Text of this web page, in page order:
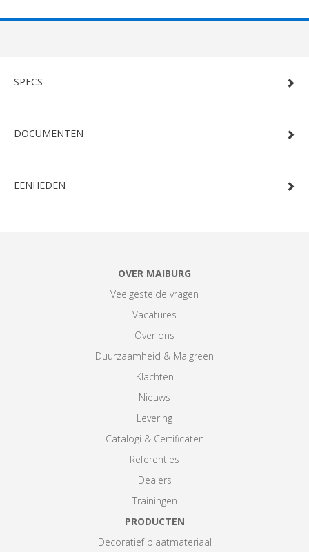
SPECS
DOCUMENTEN
EENHEDEN
OVER MAIBURG
Veelgestelde vragen
Vacatures
Over ons
Duurzaamheid & Maigreen
Klachten
Nieuws
Levering
Catalogi & Certificaten
Referenties
Dealers
Trainingen
PRODUCTEN
Decoratief plaatmateriaal